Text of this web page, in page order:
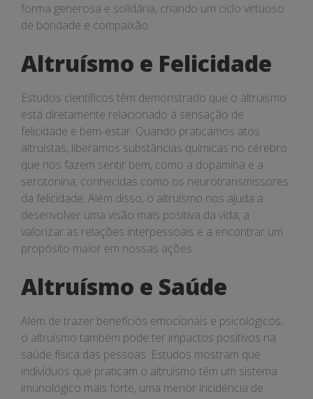
forma generosa e solidária, criando um ciclo virtuoso
de bondade e compaixão.
Altruísmo e Felicidade
Estudos científicos têm demonstrado que o altruísmo
está diretamente relacionado à sensação de
felicidade e bem-estar. Quando praticamos atos
altruístas, liberamos substâncias químicas no cérebro
que nos fazem sentir bem, como a dopamina e a
serotonina, conhecidas como os neurotransmissores
da felicidade. Além disso, o altruísmo nos ajuda a
desenvolver uma visão mais positiva da vida, a
valorizar as relações interpessoais e a encontrar um
propósito maior em nossas ações.
Altruísmo e Saúde
Além de trazer benefícios emocionais e psicológicos,
o altruísmo também pode ter impactos positivos na
saúde física das pessoas. Estudos mostram que
indivíduos que praticam o altruísmo têm um sistema
imunológico mais forte, uma menor incidência de